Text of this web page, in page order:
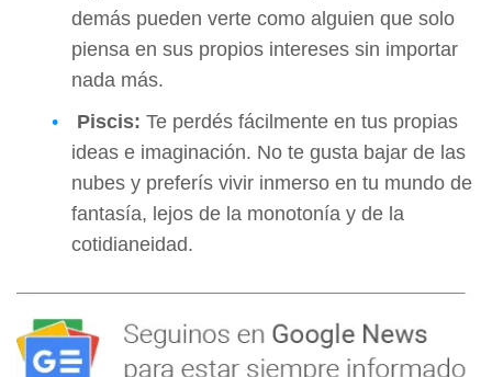
demás pueden verte como alguien que solo
piensa en sus propios intereses sin importar
nada más.
Piscis: Te perdés fácilmente en tus propias
ideas e imaginación. No te gusta bajar de las
nubes y preferís vivir inmerso en tu mundo de
fantasía, lejos de la monotonía y de la
cotidianeidad.